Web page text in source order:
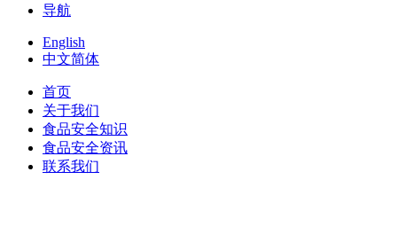
导航
English
中文简体
首页
关于我们
食品安全知识
食品安全资讯
联系我们